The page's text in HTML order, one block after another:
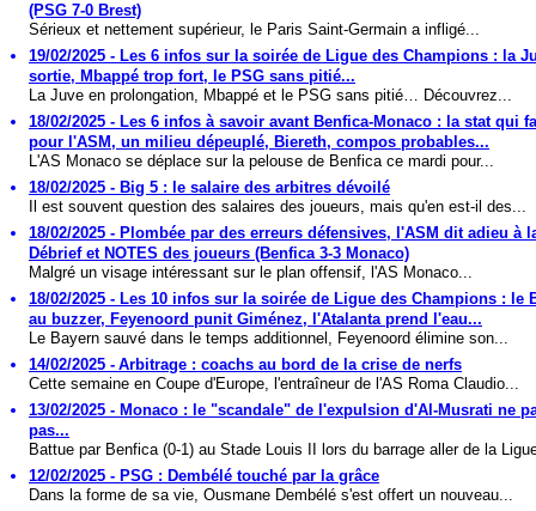
(PSG 7-0 Brest)
Sérieux et nettement supérieur, le Paris Saint-Germain a infligé...
19/02/2025 - Les 6 infos sur la soirée de Ligue des Champions : la
sortie, Mbappé trop fort, le PSG sans pitié...
La Juve en prolongation, Mbappé et le PSG sans pitié… Découvrez...
18/02/2025 - Les 6 infos à savoir avant Benfica-Monaco : la stat qui
pour l'ASM, un milieu dépeuplé, Biereth, compos probables...
L'AS Monaco se déplace sur la pelouse de Benfica ce mardi pour...
18/02/2025 - Big 5 : le salaire des arbitres dévoilé
Il est souvent question des salaires des joueurs, mais qu'en est-il des...
18/02/2025 - Plombée par des erreurs défensives, l'ASM dit adieu à
Débrief et NOTES des joueurs (Benfica 3-3 Monaco)
Malgré un visage intéressant sur le plan offensif, l'AS Monaco...
18/02/2025 - Les 10 infos sur la soirée de Ligue des Champions : le
au buzzer, Feyenoord punit Giménez, l'Atalanta prend l'eau...
Le Bayern sauvé dans le temps additionnel, Feyenoord élimine son...
14/02/2025 - Arbitrage : coachs au bord de la crise de nerfs
Cette semaine en Coupe d'Europe, l'entraîneur de l'AS Roma Claudio...
13/02/2025 - Monaco : le "scandale" de l'expulsion d'Al-Musrati ne
pas...
Battue par Benfica (0-1) au Stade Louis II lors du barrage aller de la
12/02/2025 - PSG : Dembélé touché par la grâce
Dans la forme de sa vie, Ousmane Dembélé s'est offert un nouveau...